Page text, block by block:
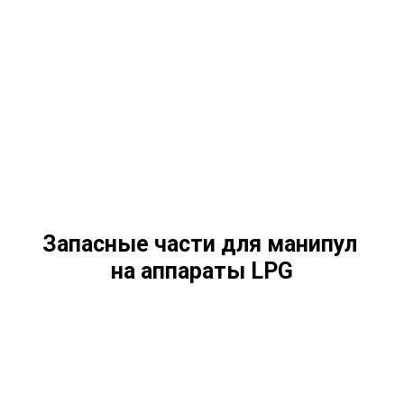
Запасные части для манипул
на аппараты LPG